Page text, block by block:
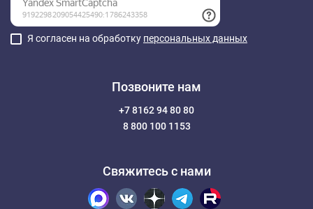
Я согласен на обработку персональных данных
Позвоните нам
+7 8162 94 80 80
8 800 100 1153
Свяжитесь с нами